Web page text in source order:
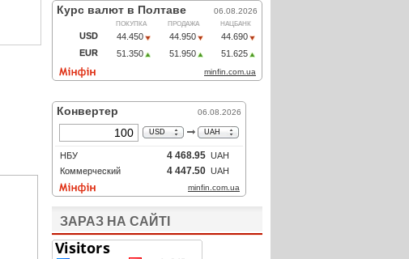
ЗАРАЗ НА САЙТІ